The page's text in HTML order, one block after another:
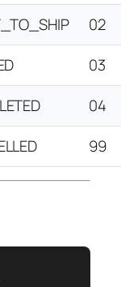
02
03
04
99